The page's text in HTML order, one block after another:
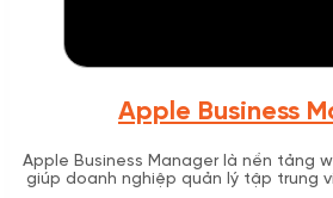
Apple Business
Apple Business Manager là nền tảng
giúp doanh nghiệp quản lý tập trung